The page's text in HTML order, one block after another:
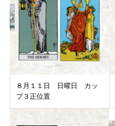
８月１１日 日曜日 カッ
プ３正位置